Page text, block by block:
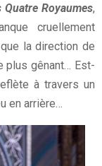
Quatre Royaumes,
cruellement
la direction de
plus gênant… Est-
à travers un
en arrière…